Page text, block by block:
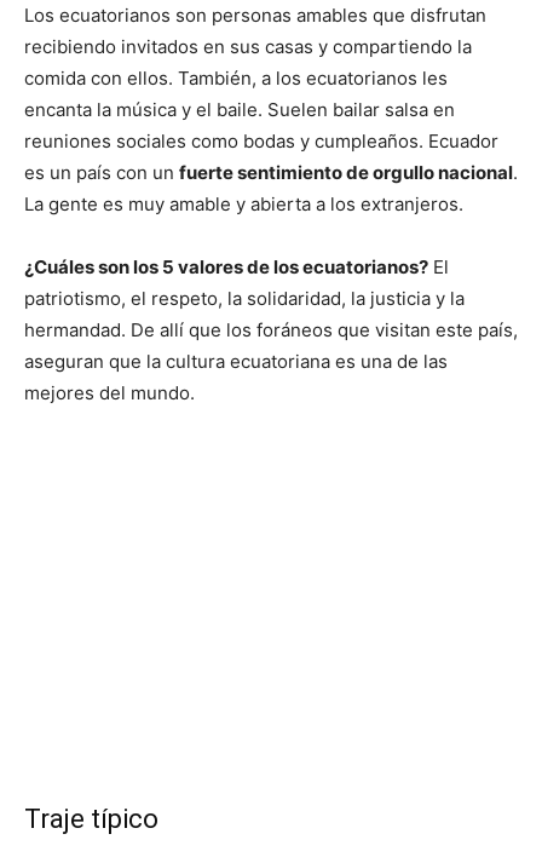
Los ecuatorianos son personas amables que disfrutan
recibiendo invitados en sus casas y compartiendo la
comida con ellos. También, a los ecuatorianos les
encanta la música y el baile. Suelen bailar salsa en
reuniones sociales como bodas y cumpleaños. Ecuador
es un país con un fuerte sentimiento de orgullo nacional.
La gente es muy amable y abierta a los extranjeros.
¿Cuáles son los 5 valores de los ecuatorianos? El
patriotismo, el respeto, la solidaridad, la justicia y la
hermandad. De allí que los foráneos que visitan este país,
aseguran que la cultura ecuatoriana es una de las
mejores del mundo.
Traje típico